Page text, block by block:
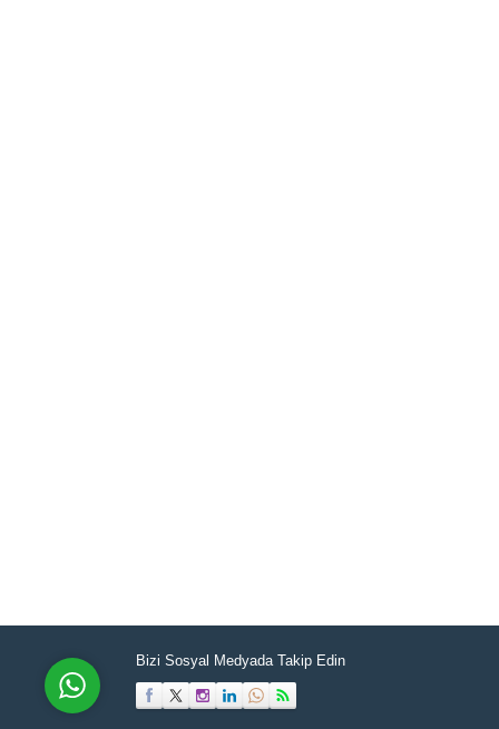
Bizi Sosyal Medyada Takip Edin